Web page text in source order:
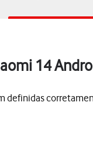
14
definidas